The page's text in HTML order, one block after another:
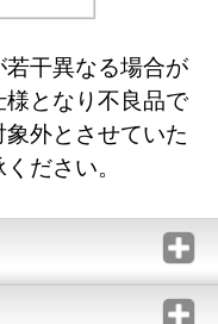
干異なる場合が
となり不良品で
外とさせていた
ださい。